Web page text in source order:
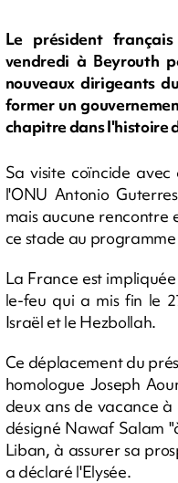
Le président
vendredi à Beyrouth
nouveaux dirigeants
former un
chapitre dans l'histoire
Sa visite coïncide
l'ONU Antonio
mais aucune rencontre
ce stade au
La France est
le-feu qui a mis fin le
Israël et le Hezbollah.
Ce déplacement du
homologue Joseph
deux ans de vacance
désigné Nawaf Salam
Liban, à assurer sa
a déclaré l'Elysée.